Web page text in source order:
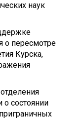
наук
о пересмотре
Курска,
состоянии